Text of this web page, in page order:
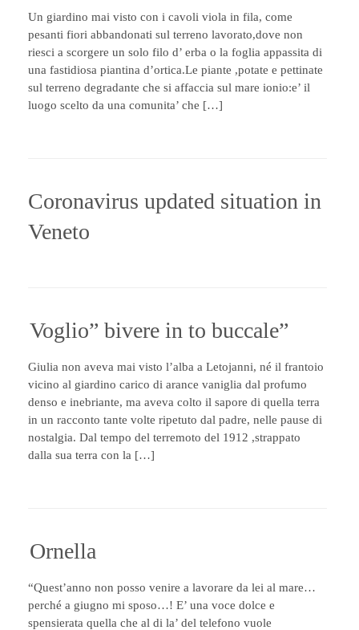
Un giardino mai visto con i cavoli viola in fila, come
pesanti fiori abbandonati sul terreno lavorato,dove non
riesci a scorgere un solo filo d’ erba o la foglia appassita di
una fastidiosa piantina d’ortica.Le piante ,potate e pettinate
sul terreno degradante che si affaccia sul mare ionio:e’ il
luogo scelto da una comunita’ che […]
Coronavirus updated situation in
Veneto
Voglio” bivere in to buccale”
Giulia non aveva mai visto l’alba a Letojanni, né il frantoio
vicino al giardino carico di arance vaniglia dal profumo
denso e inebriante, ma aveva colto il sapore di quella terra
in un racconto tante volte ripetuto dal padre, nelle pause di
nostalgia. Dal tempo del terremoto del 1912 ,strappato
dalla sua terra con la […]
Ornella
“Quest’anno non posso venire a lavorare da lei al mare…
perché a giugno mi sposo…! E’ una voce dolce e
spensierata quella che al di la’ del telefono vuole